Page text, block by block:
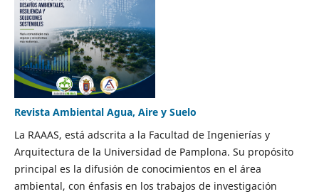
Revista Ambiental Agua, Aire y Suelo
La RAAAS, está adscrita a la Facultad de Ingenierías y
Arquitectura de la Universidad de Pamplona. Su propósito
principal es la difusión de conocimientos en el área
ambiental, con énfasis en los trabajos de investigación